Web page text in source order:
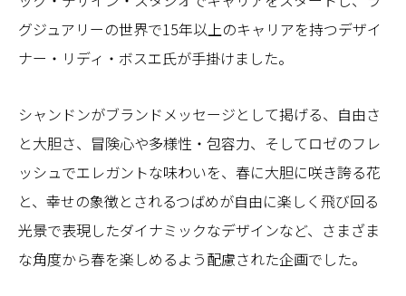
グジュアリーの世界で15年以上のキャリアを持つデザイ
ナー・リディ・ボスエ氏が手掛けました。
シャンドンがブランドメッセージとして掲げる、自由さ
と大胆さ、冒険心や多様性・包容力、そしてロゼのフレ
ッシュでエレガントな味わいを、春に大胆に咲き誇る花
と、幸せの象徴とされるつばめが自由に楽しく飛び回る
光景で表現したダイナミックなデザインなど、さまざま
な角度から春を楽しめるよう配慮された企画でした。